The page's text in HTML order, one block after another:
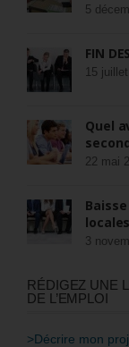
5
FIN
15
Quel
22 mai
3
RÉDIGEZ UNE
DE L’EMPLOI
>Décrire mon